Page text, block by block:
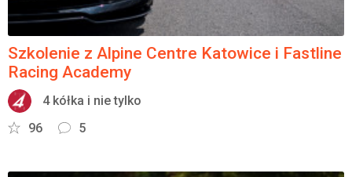
Szkolenie z Alpine Centre Katowice i Fastline
Racing Academy
4 kółka i nie tylko
96
5